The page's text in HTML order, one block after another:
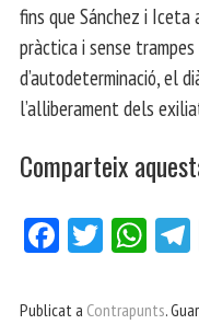
fins que Sánchez i
pràctica i sense
d’autodeterminació, el
l’alliberament dels
Comparteix
Fa
bo
Tw
er
W
ts
Publicat a Contrapunts.